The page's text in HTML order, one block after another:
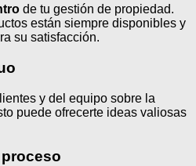
de tu gestión de propiedad.
están siempre disponibles y
su satisfacción.
y del equipo sobre la
puede ofrecerte ideas valiosas